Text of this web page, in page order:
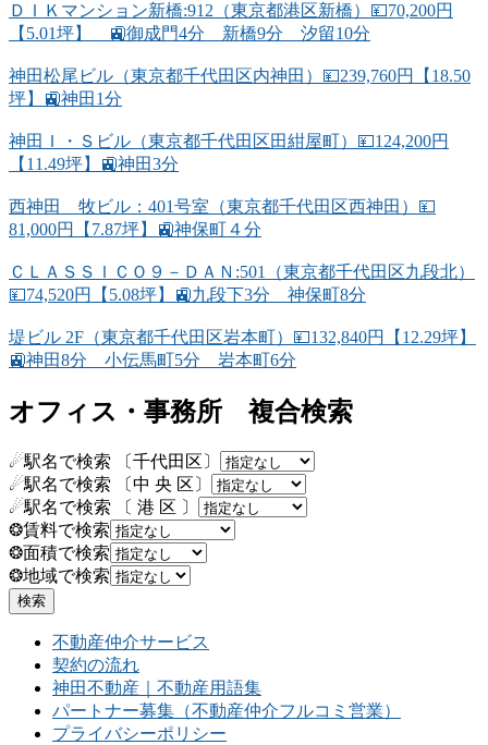
ＤＩＫマンション新橋:912（東京都港区新橋）💴70,200円
【5.01坪】 🚉御成門4分 新橋9分 汐留10分
神田松尾ビル（東京都千代田区内神田）💴239,760円【18.50
坪】🚉神田1分
神田Ｉ・Ｓビル（東京都千代田区田紺屋町）💴124,200円
【11.49坪】🚉神田3分
西神田 牧ビル：401号室（東京都千代田区西神田）💴
81,000円【7.87坪】🚉神保町４分
ＣＬＡＳＳＩＣＯ９－ＤＡＮ:501（東京都千代田区九段北）
💴74,520円【5.08坪】🚉九段下3分 神保町8分
堤ビル 2F（東京都千代田区岩本町）💴132,840円【12.29坪】
🚉神田8分 小伝馬町5分 岩本町6分
オフィス・事務所 複合検索
☄駅名で検索 〔千代田区〕
☄駅名で検索 〔中 央 区〕
☄駅名で検索 〔 港 区 〕
❂賃料で検索
❂面積で検索
❂地域で検索
不動産仲介サービス
契約の流れ
神田不動産｜不動産用語集
パートナー募集（不動産仲介フルコミ営業）
プライバシーポリシー